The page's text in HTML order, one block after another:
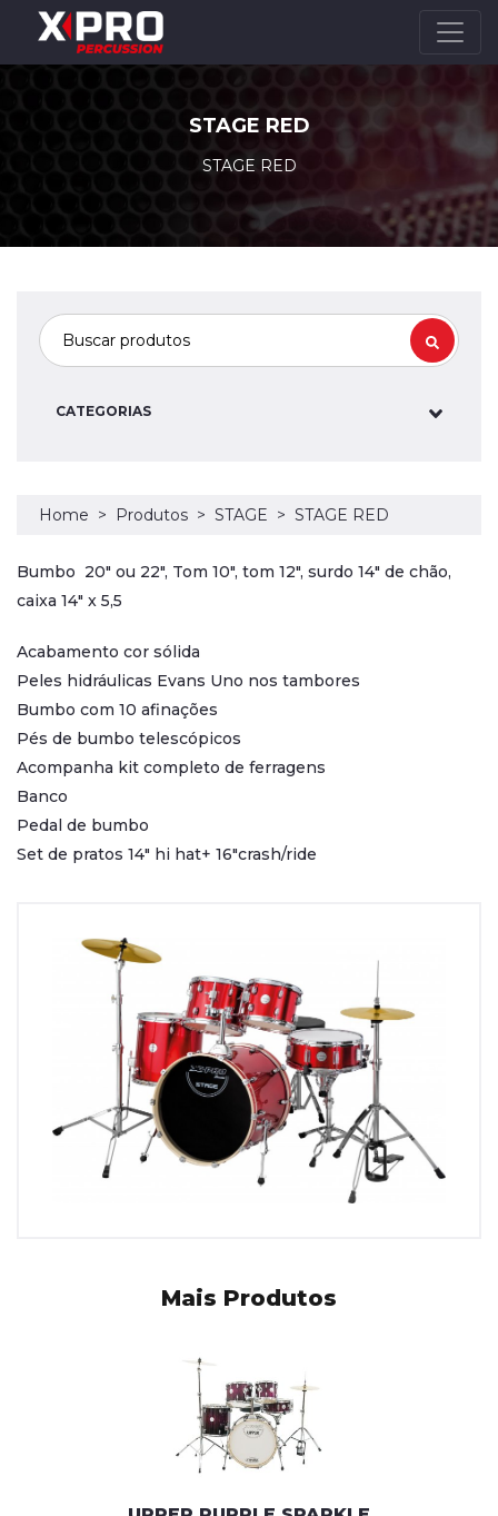
STAGE RED
STAGE RED
CATEGORIAS
Home Produtos STAGE STAGE RED
Bumbo 20" ou 22", Tom 10", tom 12", surdo 14" de chão,
caixa 14" x 5,5
Acabamento cor sólida
Peles hidráulicas Evans Uno nos tambores
Bumbo com 10 afinações
Pés de bumbo telescópicos
Acompanha kit completo de ferragens
Banco
Pedal de bumbo
Set de pratos 14" hi hat+ 16"crash/ride
Mais Produtos